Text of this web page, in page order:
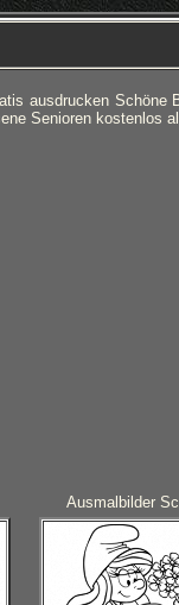
ausdrucken
Senioren kostenlos
Ausmalbilder